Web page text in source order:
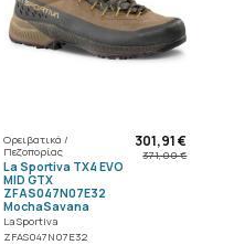
Ορειβατικά /
Πεζοπορίας
La Sportiva TX4 EVO
MID GTX
ZFAS047N07E32
MochaSavana
La Sportiva
ZFAS047N07E32
301,91 €
371,00 €